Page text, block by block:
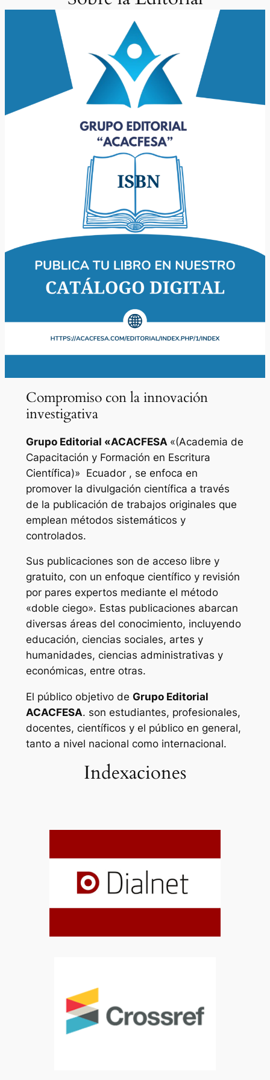
Compromiso con la innovación
investigativa
Grupo Editorial «ACACFESA «(Academia de
Capacitación y Formación en Escritura
Científica)» Ecuador , se enfoca en
promover la divulgación científica a través
de la publicación de trabajos originales que
emplean métodos sistemáticos y
controlados.
Sus publicaciones son de acceso libre y
gratuito, con un enfoque científico y revisión
por pares expertos mediante el método
«doble ciego». Estas publicaciones abarcan
diversas áreas del conocimiento, incluyendo
educación, ciencias sociales, artes y
humanidades, ciencias administrativas y
económicas, entre otras.
El público objetivo de Grupo Editorial
ACACFESA. son estudiantes, profesionales,
docentes, científicos y el público en general,
tanto a nivel nacional como internacional.
Indexaciones